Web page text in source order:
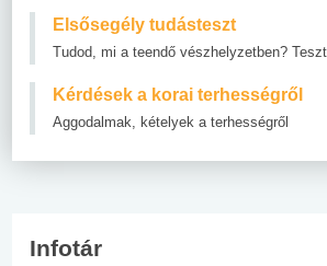
Elsősegély tudásteszt
Tudod, mi a teendő vészhelyzetben?
Kérdések a korai terhességről
Aggodalmak, kételyek a terhességről
Infotár